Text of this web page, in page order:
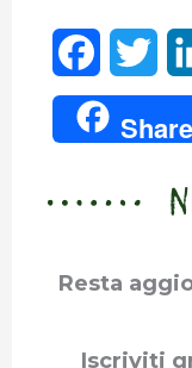
a
c
e
o
w
i
e
Share
Resta
Iscriviti